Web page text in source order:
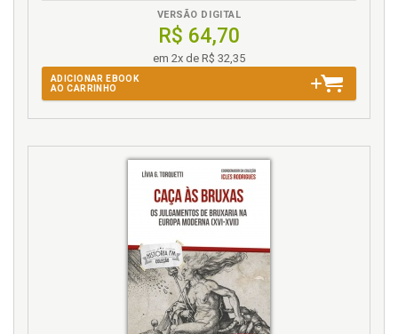
VERSÃO DIGITAL
R$ 64,70
em 2x de R$ 32,35
ADICIONAR EBOOK
AO CARRINHO